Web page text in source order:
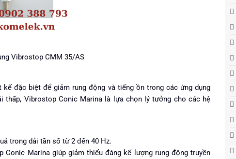
Vibrostop CMM 35/AS
đặc biệt để giảm rung động và tiếng ồn trong các ứng dụng
thấp, Vibrostop Conic Marina là lựa chọn lý tưởng cho các hệ
trong dải tần số từ 2 đến 40 Hz.
Conic Marina giúp giảm thiểu đáng kể lượng rung động truyền